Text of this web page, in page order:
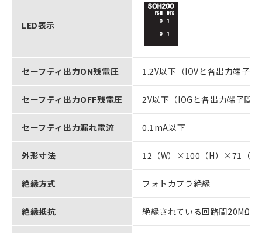
LED表示
セーフティ出力ON残電圧 1.2V以下（IOVと各出力端子間
セーフティ出力OFF残電圧 2V以下（IOGと各出力端子間）
セーフティ出力漏れ電流 0.1mA以下
外形寸法 12（W）×100（H）×71（D
絶縁方式 フォトカプラ絶縁
絶縁抵抗 絶縁されている回路間20MΩ以